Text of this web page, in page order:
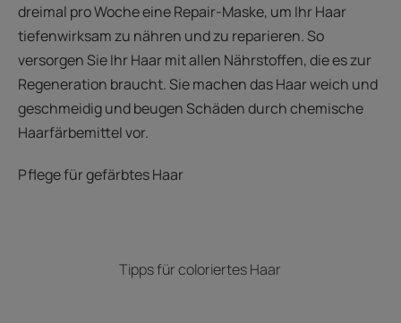
dreimal pro Woche eine Repair-Maske, um Ihr Haar
tiefenwirksam zu nähren und zu reparieren. So
versorgen Sie Ihr Haar mit allen Nährstoffen, die es zur
Regeneration braucht. Sie machen das Haar weich und
geschmeidig und beugen Schäden durch chemische
Haarfärbemittel vor.
Pflege für gefärbtes Haar
Tipps für coloriertes Haar